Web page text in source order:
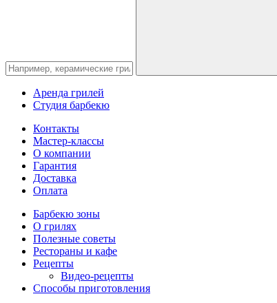
Аренда грилей
Студия барбекю
Контакты
Мастер-классы
О компании
Гарантия
Доставка
Оплата
Барбекю зоны
О грилях
Полезные советы
Рестораны и кафе
Рецепты
Видео-рецепты
Способы приготовления